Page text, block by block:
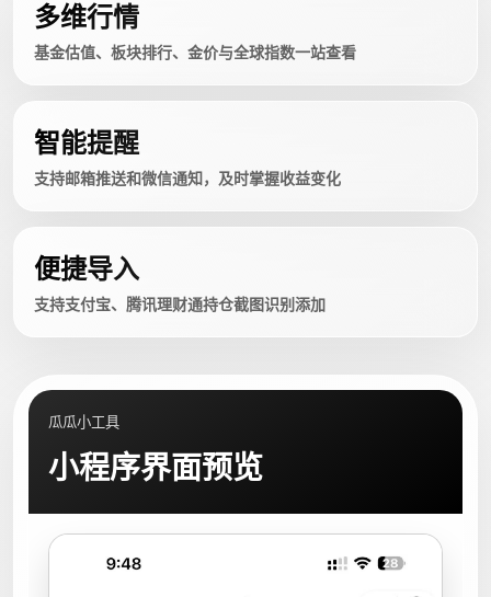
多维行情
基金估值、板块排行、金价与全球指数一站查看
智能提醒
支持邮箱推送和微信通知，及时掌握收益变化
便捷导入
支持支付宝、腾讯理财通持仓截图识别添加
瓜瓜小工具
小程序界面预览